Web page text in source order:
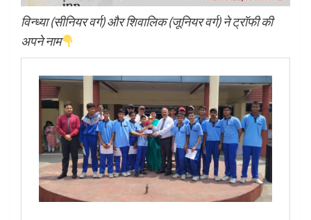
विन्ध्या (सीनियर वर्ग) और शिवालिक (जूनियर वर्ग) ने ट्रॉफी की
अपने नाम